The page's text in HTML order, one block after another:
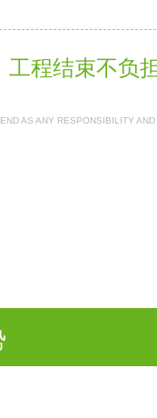
，工程结束不负
AS ANY RESPONSIBILITY AND